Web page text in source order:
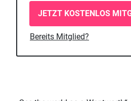
JETZT KOSTENLOS
Bereits Mitglied?